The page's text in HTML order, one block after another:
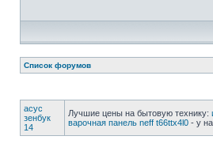
Список форумов
асус
зенбук
14
Лучшие цены на бытовую технику:
варочная панель neff t66ttx4l0 - у